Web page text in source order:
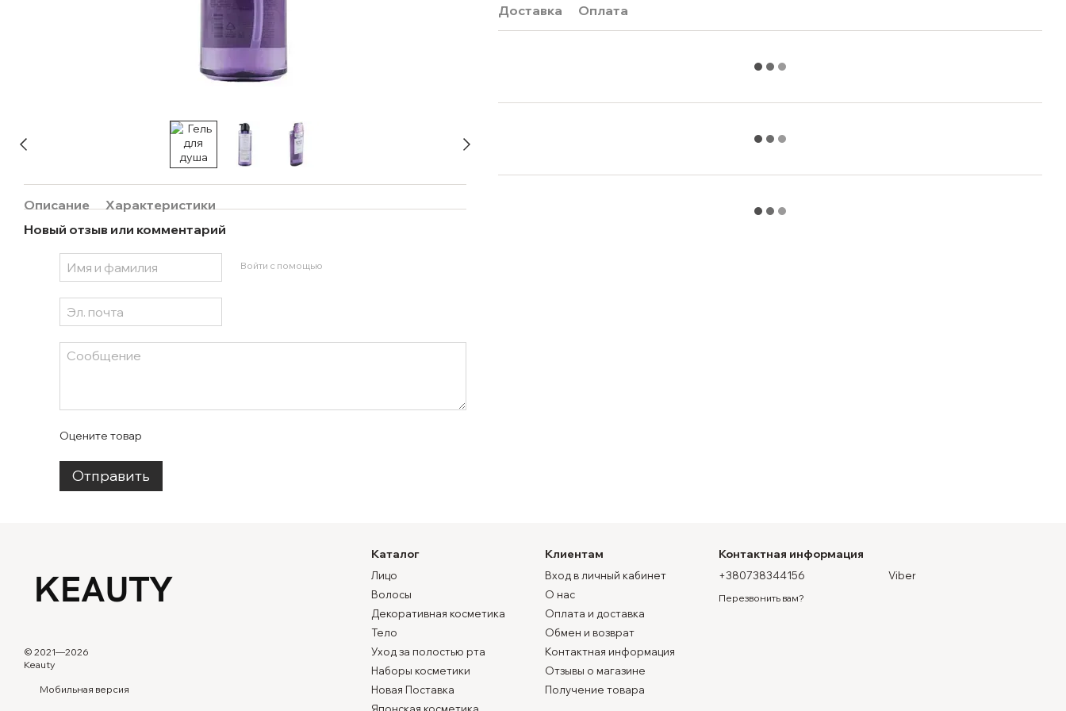
Описание
Характеристики
Новый отзыв или комментарий
Войти с помощью
Оцените товар
Отправить
Доставка Оплата
© 2021—2026
Keauty
Мобильная версия
Каталог
Лицо
Волосы
Декоративная косметика
Тело
Уход за полостью рта
Наборы косметики
Новая Поставка
Клиентам
Вход в личный кабинет
О нас
Оплата и доставка
Обмен и возврат
Контактная информация
Отзывы о магазине
Получение товара
Контактная информация
+380738344156
Перезвонить вам?
Viber